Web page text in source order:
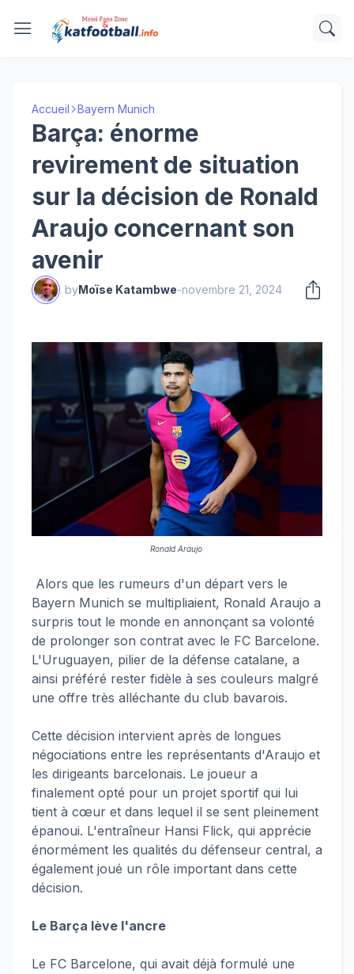
Accueil Bayern Munich
Barça: énorme
revirement de situation
sur la décision de Ronald
Araujo concernant son
avenir
byMoïse Katambwe-novembre 21, 2024
Ronald Araujo
Alors que les rumeurs d'un départ vers le
Bayern Munich se multipliaient, Ronald Araujo a
surpris tout le monde en annonçant sa volonté
de prolonger son contrat avec le FC Barcelone.
L'Uruguayen, pilier de la défense catalane, a
ainsi préféré rester fidèle à ses couleurs malgré
une offre très alléchante du club bavarois.
Cette décision intervient après de longues
négociations entre les représentants d'Araujo et
les dirigeants barcelonais. Le joueur a
finalement opté pour un projet sportif qui lui
tient à cœur et dans lequel il se sent pleinement
épanoui. L'entraîneur Hansi Flick, qui apprécie
énormément les qualités du défenseur central, a
également joué un rôle important dans cette
décision.
Le Barça lève l'ancre
Le FC Barcelone, qui avait déjà formulé une